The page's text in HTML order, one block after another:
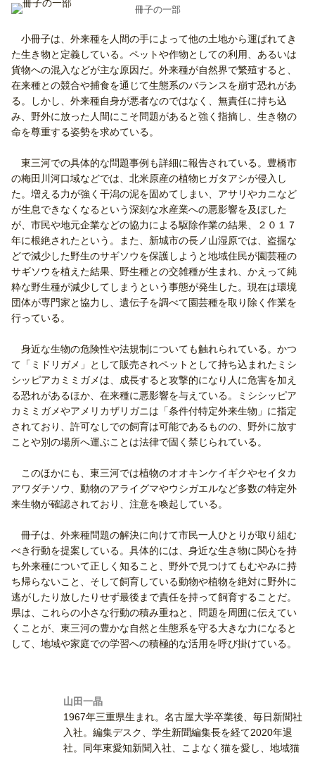
冊子の一部
小冊子は、外来種を人間の手によって他の土地から運ばれてき
た生き物と定義している。ペットや作物としての利用、あるいは
貨物への混入などが主な原因だ。外来種が自然界で繁殖すると、
在来種との競合や捕食を通じて生態系のバランスを崩す恐れがあ
る。しかし、外来種自身が悪者なのではなく、無責任に持ち込
み、野外に放った人間にこそ問題があると強く指摘し、生き物の
命を尊重する姿勢を求めている。
東三河での具体的な問題事例も詳細に報告されている。豊橋市
の梅田川河口域などでは、北米原産の植物ヒガタアシが侵入し
た。増える力が強く干潟の泥を固めてしまい、アサリやカニなど
が生息できなくなるという深刻な水産業への悪影響を及ぼした
が、市民や地元企業などの協力による駆除作業の結果、２０１７
年に根絶されたという。また、新城市の長ノ山湿原では、盗掘な
どで減少した野生のサギソウを保護しようと地域住民が園芸種の
サギソウを植えた結果、野生種との交雑種が生まれ、かえって純
粋な野生種が減少してしまうという事態が発生した。現在は環境
団体が専門家と協力し、遺伝子を調べて園芸種を取り除く作業を
行っている。
身近な生物の危険性や法規制についても触れられている。かつ
て「ミドリガメ」として販売されペットとして持ち込まれたミシ
シッピアカミミガメは、成長すると攻撃的になり人に危害を加え
る恐れがあるほか、在来種に悪影響を与えている。ミシシッピア
カミミガメやアメリカザリガニは「条件付特定外来生物」に指定
されており、許可なしでの飼育は可能であるものの、野外に放す
ことや別の場所へ運ぶことは法律で固く禁じられている。
このほかにも、東三河では植物のオオキンケイギクやセイタカ
アワダチソウ、動物のアライグマやウシガエルなど多数の特定外
来生物が確認されており、注意を喚起している。
冊子は、外来種問題の解決に向けて市民一人ひとりが取り組む
べき行動を提案している。具体的には、身近な生き物に関心を持
ち外来種について正しく知ること、野外で見つけてもむやみに持
ち帰らないこと、そして飼育している動物や植物を絶対に野外に
逃がしたり放したりせず最後まで責任を持って飼育することだ。
県は、これらの小さな行動の積み重ねと、問題を周囲に伝えてい
くことが、東三河の豊かな自然と生態系を守る大きな力になると
して、地域や家庭での学習への積極的な活用を呼び掛けている。
山田一晶
1967年三重県生まれ。名古屋大学卒業後、毎日新聞社
入社。編集デスク、学生新聞編集長を経て2020年退
社。同年東愛知新聞入社、こよなく猫を愛し、地域猫